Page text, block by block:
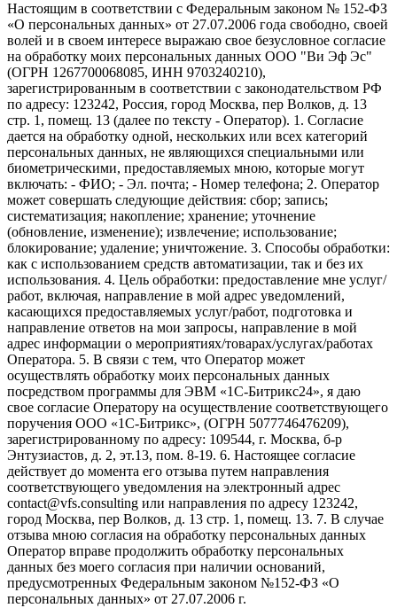
Настоящим в соответствии с Федеральным законом № 152-ФЗ
«О персональных данных» от 27.07.2006 года свободно, своей
волей и в своем интересе выражаю свое безусловное согласие
на обработку моих персональных данных ООО "Ви Эф Эс"
(ОГРН 1267700068085, ИНН 9703240210),
зарегистрированным в соответствии с законодательством РФ
по адресу: 123242, Россия, город Москва, пер Волков, д. 13
стр. 1, помещ. 13 (далее по тексту - Оператор). 1. Согласие
дается на обработку одной, нескольких или всех категорий
персональных данных, не являющихся специальными или
биометрическими, предоставляемых мною, которые могут
включать: - ФИО; - Эл. почта; - Номер телефона; 2. Оператор
может совершать следующие действия: сбор; запись;
систематизация; накопление; хранение; уточнение
(обновление, изменение); извлечение; использование;
блокирование; удаление; уничтожение. 3. Способы обработки:
как с использованием средств автоматизации, так и без их
использования. 4. Цель обработки: предоставление мне услуг/
работ, включая, направление в мой адрес уведомлений,
касающихся предоставляемых услуг/работ, подготовка и
направление ответов на мои запросы, направление в мой
адрес информации о мероприятиях/товарах/услугах/работах
Оператора. 5. В связи с тем, что Оператор может
осуществлять обработку моих персональных данных
посредством программы для ЭВМ «1С-Битрикс24», я даю
свое согласие Оператору на осуществление соответствующего
поручения ООО «1С-Битрикс», (ОГРН 5077746476209),
зарегистрированному по адресу: 109544, г. Москва, б-р
Энтузиастов, д. 2, эт.13, пом. 8-19. 6. Настоящее согласие
действует до момента его отзыва путем направления
соответствующего уведомления на электронный адрес
contact@vfs.consulting или направления по адресу 123242,
город Москва, пер Волков, д. 13 стр. 1, помещ. 13. 7. В случае
отзыва мною согласия на обработку персональных данных
Оператор вправе продолжить обработку персональных
данных без моего согласия при наличии оснований,
предусмотренных Федеральным законом №152-ФЗ «О
персональных данных» от 27.07.2006 г.